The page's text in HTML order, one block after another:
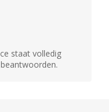
staat volledig